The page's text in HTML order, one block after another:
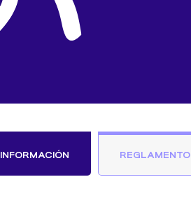
INFORMACIÓN REGLAMENTO